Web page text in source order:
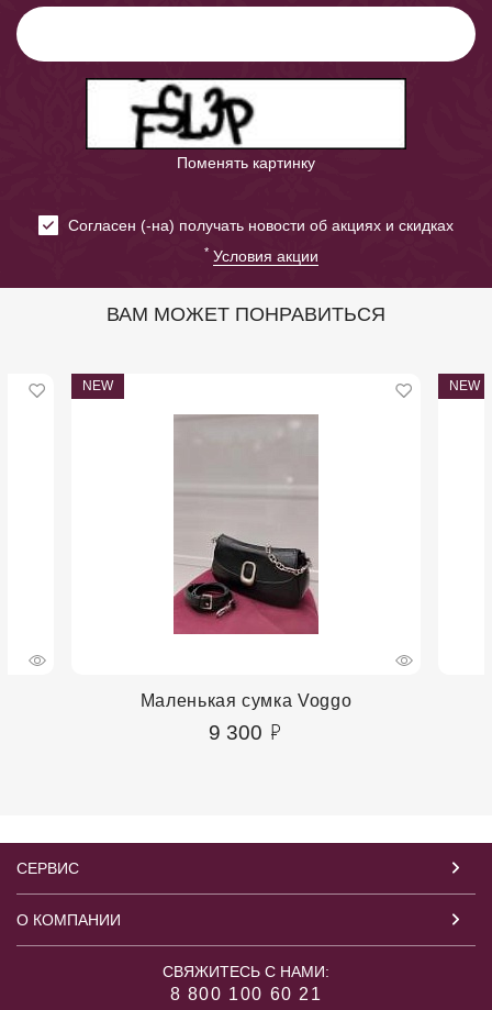
Поменять картинку
Cогласен (-на) получать новости об акциях и скидках
* Условия акции
ВАМ МОЖЕТ ПОНРАВИТЬСЯ
NEW
Маленькая сумка Voggo
9 300
NEW
СЕРВИС
О КОМПАНИИ
СВЯЖИТЕСЬ С НАМИ:
8 800 100 60 21